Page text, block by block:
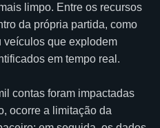
limpo. Entre os recursos
da própria partida, como
veículos que explodem
em tempo real.
contas foram impactadas
ocorre a limitação da